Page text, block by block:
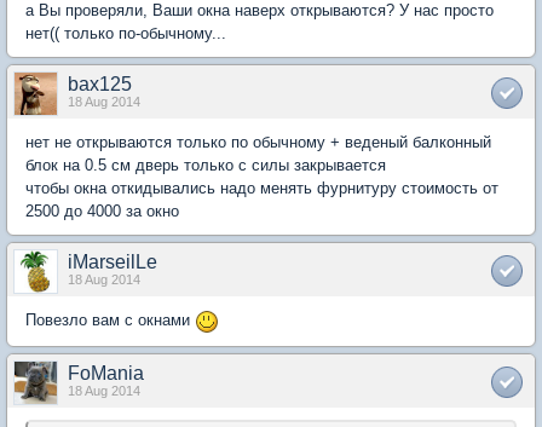
а Вы проверяли, Ваши окна наверх открываются? У нас просто
нет(( только по-обычному...
bax125
18 Aug 2014
нет не открываются только по обычному + веденый балконный
блок на 0.5 см дверь только с силы закрывается
чтобы окна откидывались надо менять фурнитуру стоимость от
2500 до 4000 за окно
iMarseilLe
18 Aug 2014
Повезло вам с окнами
FoMania
18 Aug 2014